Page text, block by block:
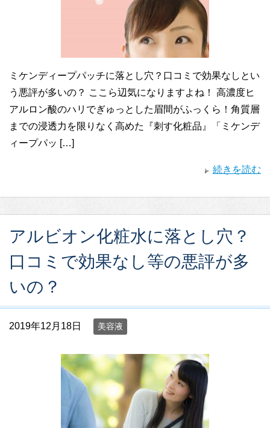
ミケンディープパッチに落とし穴？口コミで効果なしとい
う悪評が多いの？ ここら辺気になりますよね！ 高濃度ヒ
アルロン酸のハリでぎゅっとした眉間がふっくら！角質層
までの浸透力を限りなく高めた『刺す化粧品』「ミケンデ
ィープパッ […]
続きを読む
アルビオン化粧水に落とし穴？
口コミで効果なし等の悪評が多
いの？
2019年12月18日 美容液